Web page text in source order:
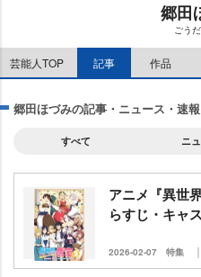
郷田
ごう
芸能人TOP 記事 作品
郷田ほづみの記事・ニュース・速報
すべて ニ
アニメ『異世
らすじ・キャ
2026-02-07 特集